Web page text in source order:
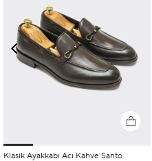
Klasik Ayakkabı Acı Kahve Santo